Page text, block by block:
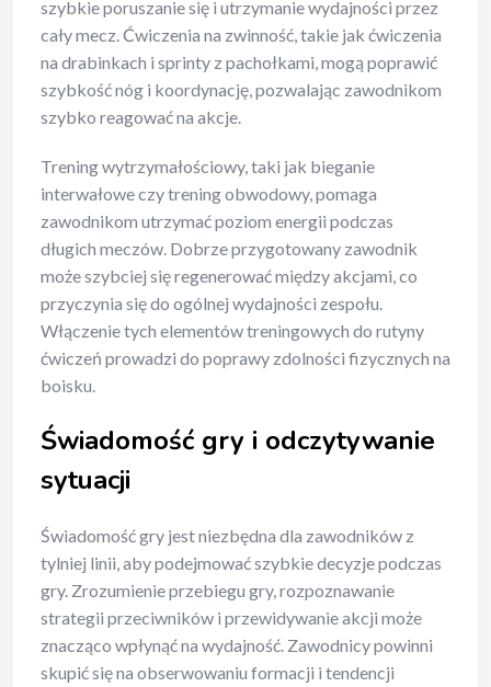
szybkie poruszanie się i utrzymanie wydajności przez
cały mecz. Ćwiczenia na zwinność, takie jak ćwiczenia
na drabinkach i sprinty z pachołkami, mogą poprawić
szybkość nóg i koordynację, pozwalając zawodnikom
szybko reagować na akcje.
Trening wytrzymałościowy, taki jak bieganie
interwałowe czy trening obwodowy, pomaga
zawodnikom utrzymać poziom energii podczas
długich meczów. Dobrze przygotowany zawodnik
może szybciej się regenerować między akcjami, co
przyczynia się do ogólnej wydajności zespołu.
Włączenie tych elementów treningowych do rutyny
ćwiczeń prowadzi do poprawy zdolności fizycznych na
boisku.
Świadomość gry i odczytywanie
sytuacji
Świadomość gry jest niezbędna dla zawodników z
tylniej linii, aby podejmować szybkie decyzje podczas
gry. Zrozumienie przebiegu gry, rozpoznawanie
strategii przeciwników i przewidywanie akcji może
znacząco wpłynąć na wydajność. Zawodnicy powinni
skupić się na obserwowaniu formacji i tendencji